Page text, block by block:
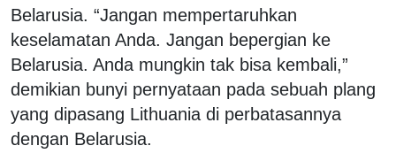
Belarusia. “Jangan mempertaruhkan
keselamatan Anda. Jangan bepergian ke
Belarusia. Anda mungkin tak bisa kembali,”
demikian bunyi pernyataan pada sebuah plang
yang dipasang Lithuania di perbatasannya
dengan Belarusia.